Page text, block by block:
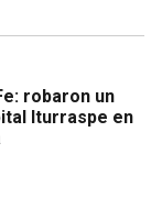
robaron un
Iturraspe en